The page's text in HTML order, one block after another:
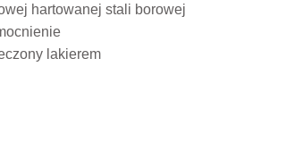
hartowanej stali borowej
lakierem